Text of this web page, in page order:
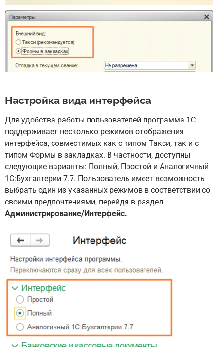
Настройка вида интерфейса
Для удобства работы пользователей программа 1С
поддерживает несколько режимов отображения
интерфейса, совместимых как с типом Такси, так и с
типом Формы в закладках. В частности, доступны
следующие варианты: Полный, Простой и Аналогичный
1С:Бухгалтерии 7.7. Пользователь имеет возможность
выбрать один из указанных режимов в соответствии со
своими предпочтениями, перейдя в раздел
Администрирование/Интерфейс.